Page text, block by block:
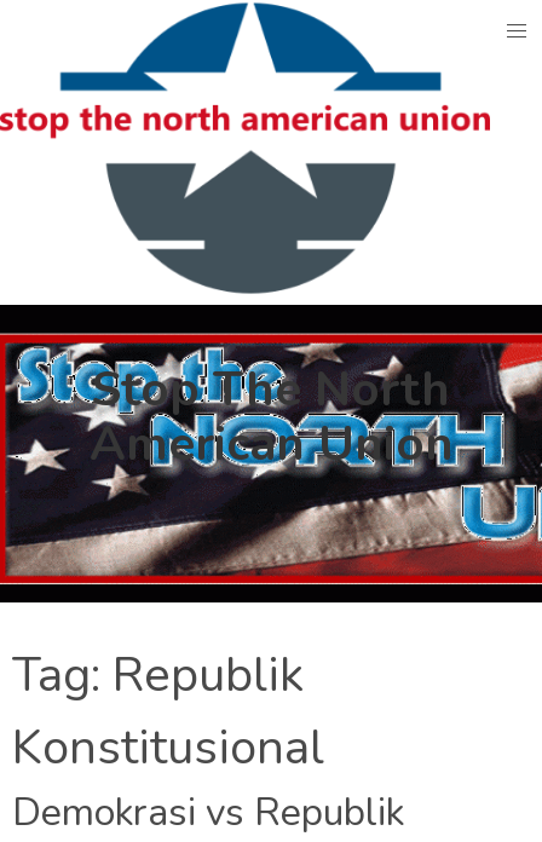
content
Stop The North
American Union
Tag: Republik
Konstitusional
Demokrasi vs Republik